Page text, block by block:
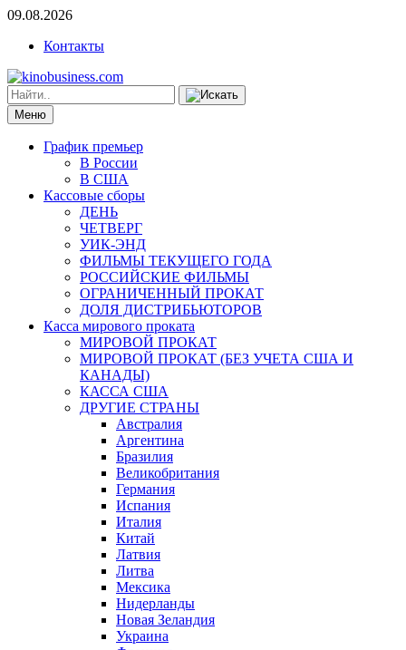
09.08.2026
Контакты
Меню
График премьер
В России
В США
Кассовые сборы
ДЕНЬ
ЧЕТВЕРГ
УИК-ЭНД
ФИЛЬМЫ ТЕКУЩЕГО ГОДА
РОССИЙСКИЕ ФИЛЬМЫ
ОГРАНИЧЕННЫЙ ПРОКАТ
ДОЛЯ ДИСТРИБЬЮТОРОВ
Касса мирового проката
МИРОВОЙ ПРОКАТ
МИРОВОЙ ПРОКАТ (БЕЗ УЧЕТА США И
КАНАДЫ)
КАССА США
ДРУГИЕ СТРАНЫ
Австралия
Аргентина
Бразилия
Великобритания
Германия
Испания
Италия
Китай
Латвия
Литва
Мексика
Нидерланды
Новая Зеландия
Украина